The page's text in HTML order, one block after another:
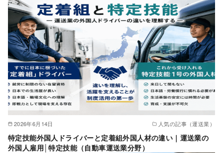
2026年6月14日 人気の記事（運送業）
特定技能外国人ドライバーと定着組外国人材の違い｜運送業の
外国人雇用│特定技能（自動車運送業分野）